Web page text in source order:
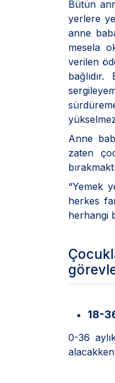
Bütün
yerlere
anne
mesela
verilen
Anne
zaten
“Yemek
herkes
herhangi
18-
0-36